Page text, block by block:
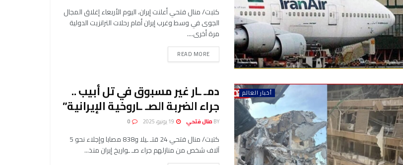
كتبت/ منال فتحي أعلنت إيران، اليوم الأربعاء إغلاق المجال
الجوی في وسط وغرب إيران أمام رحلات الترانزيت الدولية
مرة أخرى....
READ MORE
أخبار العالم دمـ ـار غير مسبوق في تل أبيب ..
جراء الضربة الصـ ـاروخية الإيرانية”
BYمنال فتحي
كتبت/ منال فتحي 24 قتـ ـيلا و838 مصابا وإجلاء نحو 5
آلاف شخص من منازلهم جراء صـ ـواريخ إيران منذ...